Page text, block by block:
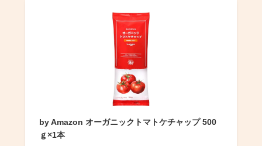
by Amazon オーガニックトマトケチャップ 500
ｇ×1本